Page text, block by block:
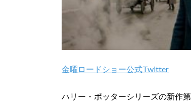
金曜ロードショー公式Twitter
ハリー・ポッターシリーズの新作